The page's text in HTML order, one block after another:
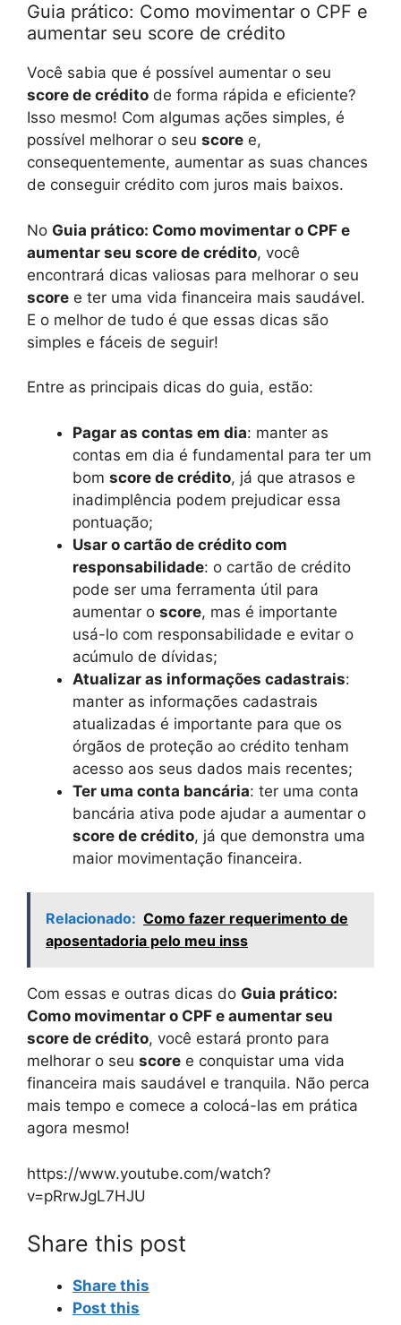
Guia prático: Como movimentar o CPF e
aumentar seu score de crédito
Você sabia que é possível aumentar o seu
score de crédito de forma rápida e eficiente?
Isso mesmo! Com algumas ações simples, é
possível melhorar o seu score e,
consequentemente, aumentar as suas chances
de conseguir crédito com juros mais baixos.
No Guia prático: Como movimentar o CPF e
aumentar seu score de crédito, você
encontrará dicas valiosas para melhorar o seu
score e ter uma vida financeira mais saudável.
E o melhor de tudo é que essas dicas são
simples e fáceis de seguir!
Entre as principais dicas do guia, estão:
Pagar as contas em dia: manter as
contas em dia é fundamental para ter um
bom score de crédito, já que atrasos e
inadimplência podem prejudicar essa
pontuação;
Usar o cartão de crédito com
responsabilidade: o cartão de crédito
pode ser uma ferramenta útil para
aumentar o score, mas é importante
usá-lo com responsabilidade e evitar o
acúmulo de dívidas;
Atualizar as informações cadastrais:
manter as informações cadastrais
atualizadas é importante para que os
órgãos de proteção ao crédito tenham
acesso aos seus dados mais recentes;
Ter uma conta bancária: ter uma conta
bancária ativa pode ajudar a aumentar o
score de crédito, já que demonstra uma
maior movimentação financeira.
Relacionado: Como fazer requerimento de
aposentadoria pelo meu inss
Com essas e outras dicas do Guia prático:
Como movimentar o CPF e aumentar seu
score de crédito, você estará pronto para
melhorar o seu score e conquistar uma vida
financeira mais saudável e tranquila. Não perca
mais tempo e comece a colocá-las em prática
agora mesmo!
https://www.youtube.com/watch?
v=pRrwJgL7HJU
Share this post
Share this
Post this